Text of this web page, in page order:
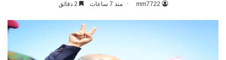
mm7722 منذ 7 ساعات